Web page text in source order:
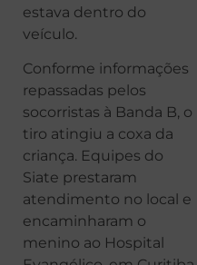
estava dentro do
veículo.
Conforme informações
repassadas pelos
socorristas à Banda B, o
tiro atingiu a coxa da
criança. Equipes do
Siate prestaram
atendimento no local e
encaminharam o
menino ao Hospital